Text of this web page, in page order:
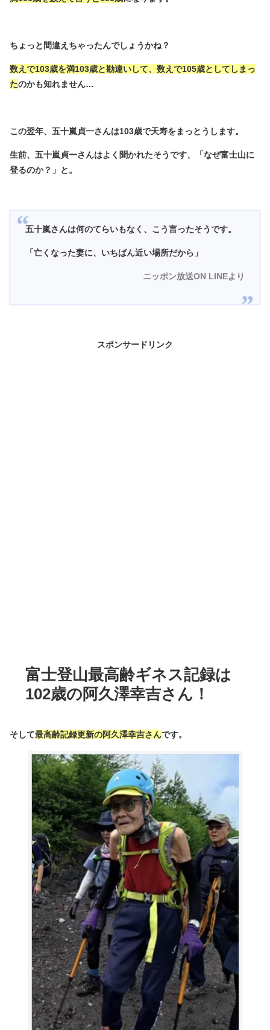
ちょっと間違えちゃったんでしょうかね？
数えで103歳を満103歳と勘違いして、数えで105歳としてしまっ
たのかも知れません…
この翌年、五十嵐貞一さんは103歳で天寿をまっとうします。
生前、五十嵐貞一さんはよく聞かれたそうです、「なぜ富士山に
登るのか？」と。
五十嵐さんは何のてらいもなく、こう言ったそうです。
「亡くなった妻に、いちばん近い場所だから」
ニッポン放送ON LINEより
スポンサードリンク
富士登山最高齢ギネス記録は
102歳の阿久澤幸吉さん！
そして最高齢記録更新の阿久澤幸吉さんです。